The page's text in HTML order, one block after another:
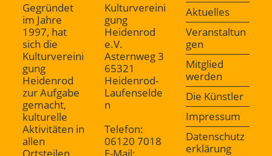
Gegründet
im Jahre
1997, hat
sich die
Kulturvereini
gung
Heidenrod
zur Aufgabe
gemacht,
kulturelle
Aktivitäten in
allen
Kulturvereini
gung
Heidenrod
e.V.
Asternweg 3
65321
Heidenrod-
Laufenselde
n
Telefon:
06120 7018
Aktuelles
Veranstaltun
gen
Mitglied
werden
Die Künstler
Impressum
Datenschutz
erklärung